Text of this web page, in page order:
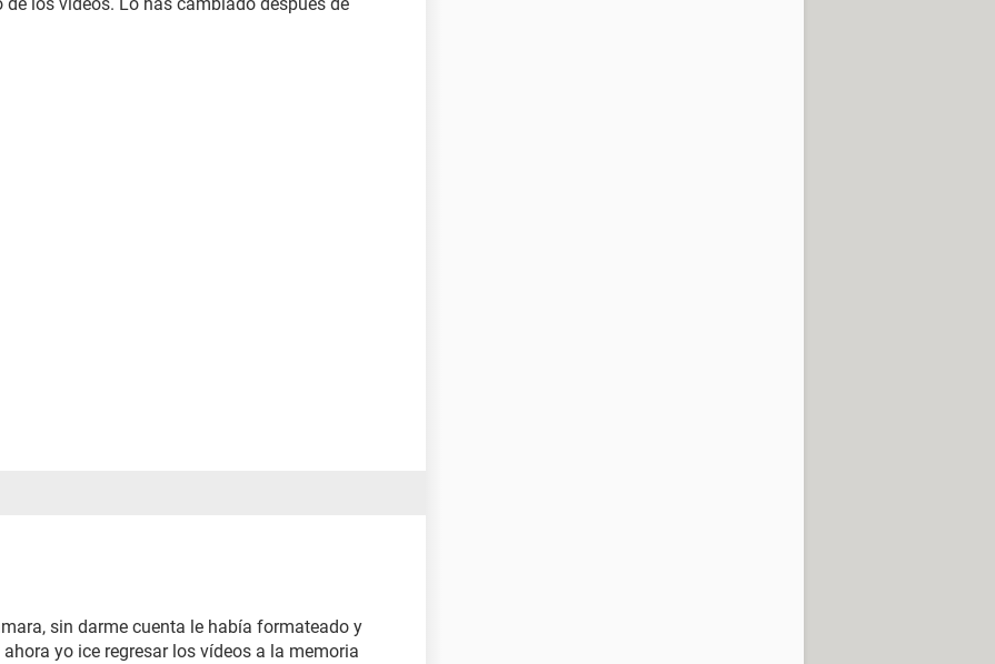
sin darme cuenta le había formateado y
yo ice regresar los vídeos a la memoria